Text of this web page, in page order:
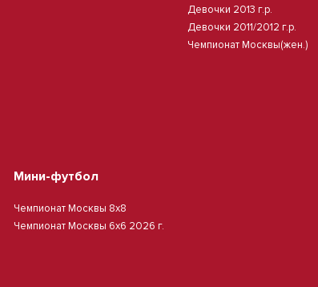
Девочки 2013 г.р.
Девочки 2011/2012 г.р.
Чемпионат Москвы(жен.)
Мини-футбол
Чемпионат Москвы 8х8
Чемпионат Москвы 6х6 2026 г.